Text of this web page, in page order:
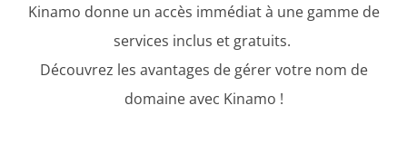
Kinamo donne un accès immédiat à une gamme de
services inclus et gratuits.
Découvrez les avantages de gérer votre nom de
domaine avec Kinamo !